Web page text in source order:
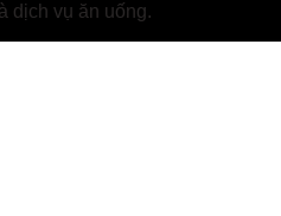
dịch vụ ăn uống.